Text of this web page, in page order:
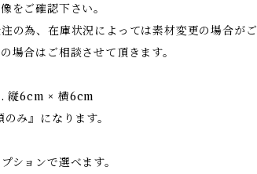
をご確認下さい。
の為、在庫状況によっては素材変更の場合がご
場合はご相談させて頂きます。
縦6cm × 横6cm
み』になります。
ションで選べます。